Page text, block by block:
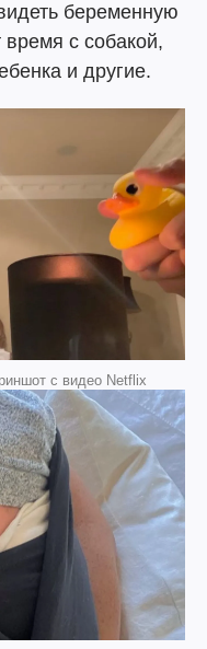
беременную
с собакой,
и другие.
с видео Netflix